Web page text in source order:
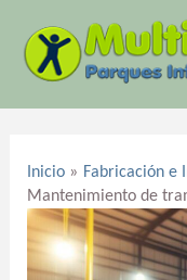
contenido
Inicio
Fabricación e
Mantenimiento de
entradas